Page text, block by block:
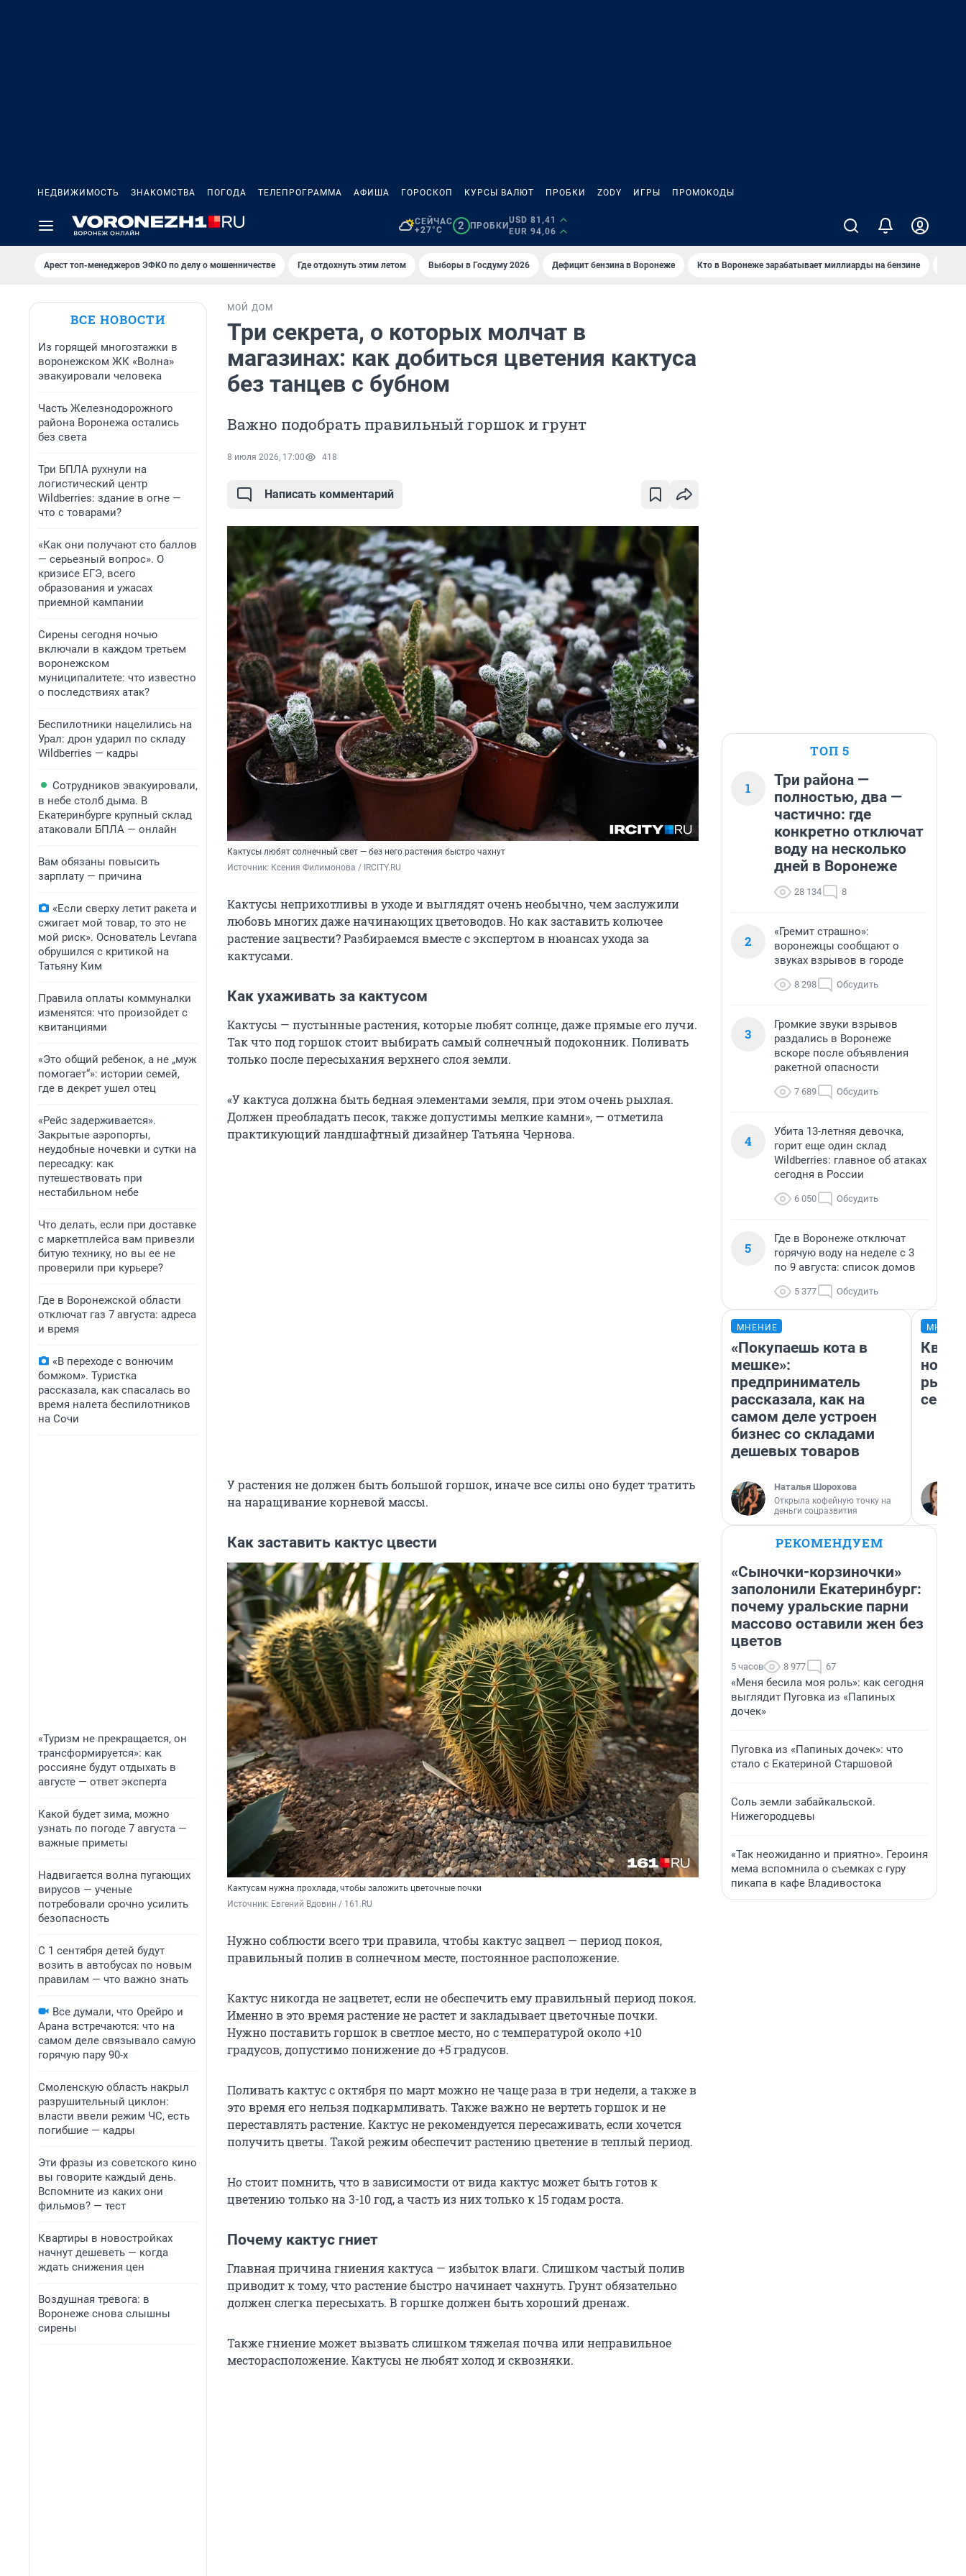
НЕДВИЖИМОСТЬ ЗНАКОМСТВА ПОГОДА ТЕЛЕПРОГРАММА АФИША ГОРОСКОП КУРСЫ ВАЛЮТ ПРОБКИ ZODY ИГРЫ ПРОМОКОДЫ
СЕЙЧАС
+27°C
2 ПРОБКИ
USD 81,41
EUR 94,06
Арест топ-менеджеров ЭФКО по делу о мошенничестве Где отдохнуть этим летом Выборы в Госдуму 2026 Дефицит бензина в Воронеже Кто в Воронеже зарабатывает миллиарды на бензине
ВСЕ НОВОСТИ
Из горящей многоэтажки в
воронежском ЖК «Волна»
эвакуировали человека
Часть Железнодорожного
района Воронежа остались
без света
Три БПЛА рухнули на
логистический центр
Wildberries: здание в огне —
что с товарами?
«Как они получают сто баллов
— серьезный вопрос». О
кризисе ЕГЭ, всего
образования и ужасах
приемной кампании
Сирены сегодня ночью
включали в каждом третьем
воронежском
муниципалитете: что известно
о последствиях атак?
Беспилотники нацелились на
Урал: дрон ударил по складу
Wildberries — кадры
Сотрудников эвакуировали,
в небе столб дыма. В
Екатеринбурге крупный склад
атаковали БПЛА — онлайн
Вам обязаны повысить
зарплату — причина
«Если сверху летит ракета и
сжигает мой товар, то это не
мой риск». Основатель Levrana
обрушился с критикой на
Татьяну Ким
Правила оплаты коммуналки
изменятся: что произойдет с
квитанциями
«Это общий ребенок, а не „муж
помогает“»: истории семей,
где в декрет ушел отец
«Рейс задерживается».
Закрытые аэропорты,
неудобные ночевки и сутки на
пересадку: как
путешествовать при
нестабильном небе
Что делать, если при доставке
с маркетплейса вам привезли
битую технику, но вы ее не
проверили при курьере?
Где в Воронежской области
отключат газ 7 августа: адреса
и время
«В переходе с вонючим
бомжом». Туристка
рассказала, как спасалась во
время налета беспилотников
на Сочи
«Туризм не прекращается, он
трансформируется»: как
россияне будут отдыхать в
августе — ответ эксперта
Какой будет зима, можно
узнать по погоде 7 августа —
важные приметы
Надвигается волна пугающих
вирусов — ученые
потребовали срочно усилить
безопасность
С 1 сентября детей будут
возить в автобусах по новым
правилам — что важно знать
Все думали, что Орейро и
Арана встречаются: что на
самом деле связывало самую
горячую пару 90-х
Смоленскую область накрыл
разрушительный циклон:
власти ввели режим ЧС, есть
погибшие — кадры
Эти фразы из советского кино
вы говорите каждый день.
Вспомните из каких они
фильмов? — тест
Квартиры в новостройках
начнут дешеветь — когда
ждать снижения цен
Воздушная тревога: в
Воронеже снова слышны
сирены
МОЙ ДОМ
Три секрета, о которых молчат в
магазинах: как добиться цветения кактуса
без танцев с бубном
Важно подобрать правильный горшок и грунт
8 июля 2026, 17:00 418
Написать комментарий
Кактусы любят солнечный свет — без него растения быстро чахнут
Источник: Ксения Филимонова / IRCITY.RU
Кактусы неприхотливы в уходе и выглядят очень необычно, чем заслужили
любовь многих даже начинающих цветоводов. Но как заставить колючее
растение зацвести? Разбираемся вместе с экспертом в нюансах ухода за
кактусами.
Как ухаживать за кактусом
Кактусы — пустынные растения, которые любят солнце, даже прямые его лучи.
Так что под горшок стоит выбирать самый солнечный подоконник. Поливать
только после пересыхания верхнего слоя земли.
«У кактуса должна быть бедная элементами земля, при этом очень рыхлая.
Должен преобладать песок, также допустимы мелкие камни», — отметила
практикующий ландшафтный дизайнер Татьяна Чернова.
У растения не должен быть большой горшок, иначе все силы оно будет тратить
на наращивание корневой массы.
Как заставить кактус цвести
Кактусам нужна прохлада, чтобы заложить цветочные почки
Источник: Евгений Вдовин / 161.RU
Нужно соблюсти всего три правила, чтобы кактус зацвел — период покоя,
правильный полив в солнечном месте, постоянное расположение.
Кактус никогда не зацветет, если не обеспечить ему правильный период покоя.
Именно в это время растение не растет и закладывает цветочные почки.
Нужно поставить горшок в светлое место, но с температурой около +10
градусов, допустимо понижение до +5 градусов.
Поливать кактус с октября по март можно не чаще раза в три недели, а также в
это время его нельзя подкармливать. Также важно не вертеть горшок и не
переставлять растение. Кактус не рекомендуется пересаживать, если хочется
получить цветы. Такой режим обеспечит растению цветение в теплый период.
Но стоит помнить, что в зависимости от вида кактус может быть готов к
цветению только на 3-10 год, а часть из них только к 15 годам роста.
Почему кактус гниет
Главная причина гниения кактуса — избыток влаги. Слишком частый полив
приводит к тому, что растение быстро начинает чахнуть. Грунт обязательно
должен слегка пересыхать. В горшке должен быть хороший дренаж.
Также гниение может вызвать слишком тяжелая почва или неправильное
месторасположение. Кактусы не любят холод и сквозняки.
ТОП 5
1
Три района —
полностью, два —
частично: где
конкретно отключат
воду на несколько
дней в Воронеже
28 134 8
2
«Гремит страшно»:
воронежцы сообщают о
звуках взрывов в городе
8 298 Обсудить
3
Громкие звуки взрывов
раздались в Воронеже
вскоре после объявления
ракетной опасности
7 689 Обсудить
4
Убита 13-летняя девочка,
горит еще один склад
Wildberries: главное об атаках
сегодня в России
6 050 Обсудить
5
Где в Воронеже отключат
горячую воду на неделе с 3
по 9 августа: список домов
5 377 Обсудить
МНЕНИЕ
«Покупаешь кота в
мешке»:
предприниматель
рассказала, как на
самом деле устроен
бизнес со складами
дешевых товаров
Наталья Шорохова
Открыла кофейную точку на
деньги соцразвития
но
РЕКОМЕНДУЕМ
«Сыночки-корзиночки»
заполонили Екатеринбург:
почему уральские парни
массово оставили жен без
цветов
5 часов 8 977 67
«Меня бесила моя роль»: как сегодня
выглядит Пуговка из «Папиных
дочек»
Пуговка из «Папиных дочек»: что
стало с Екатериной Старшовой
Соль земли забайкальской.
Нижегородцевы
«Так неожиданно и приятно». Героиня
мема вспомнила о съемках с гуру
пикапа в кафе Владивостока